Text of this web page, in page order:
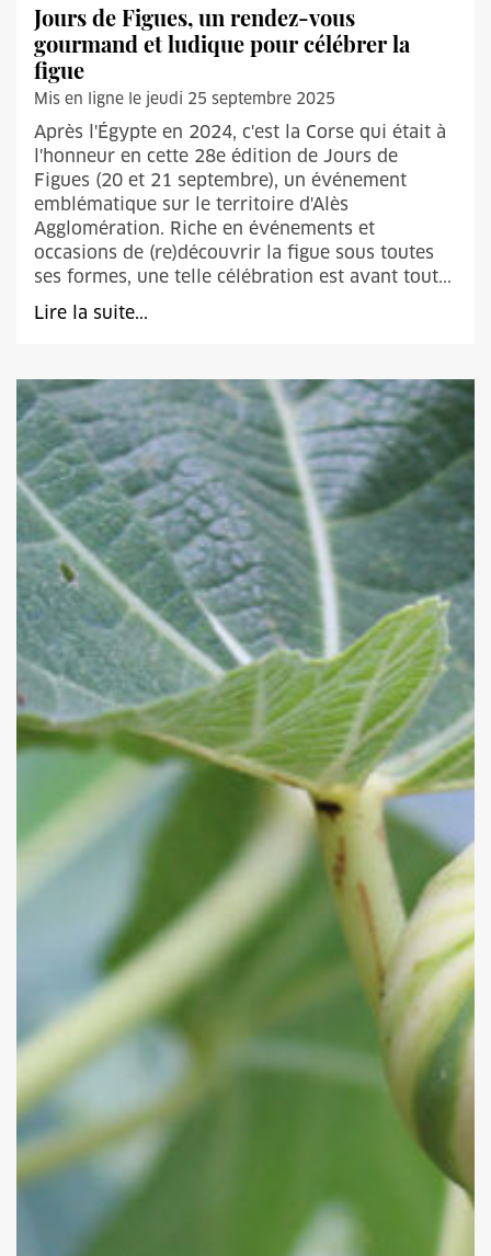
Jours de Figues, un rendez-vous
gourmand et ludique pour célébrer la
figue
Mis en ligne le jeudi 25 septembre 2025
Après l'Égypte en 2024, c'est la Corse qui était à
l'honneur en cette 28e édition de Jours de
Figues (20 et 21 septembre), un événement
emblématique sur le territoire d'Alès
Agglomération. Riche en événements et
occasions de (re)découvrir la figue sous toutes
ses formes, une telle célébration est avant tout...
Lire la suite...